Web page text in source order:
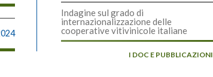
Indagine sul grado di
internazionalizzazione delle
cooperative vitivinicole italiane
I DOC E PUBBLICAZIONI